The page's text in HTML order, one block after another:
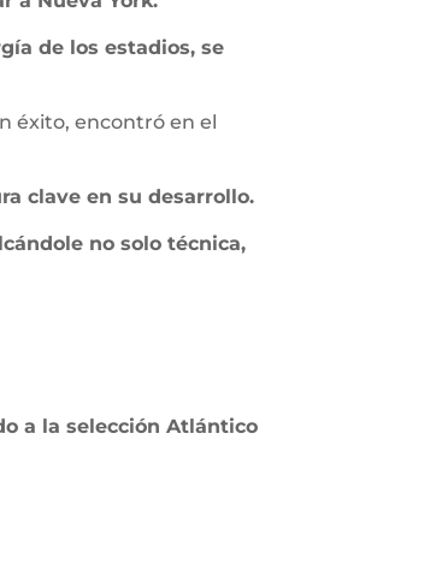
de los estadios, se
éxito, encontró en el
clave en su desarrollo.
no solo técnica,
a la selección Atlántico